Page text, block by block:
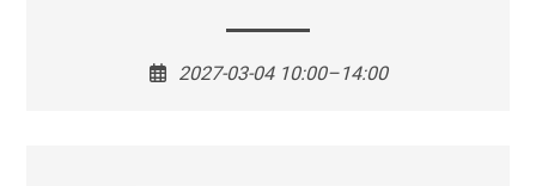
2027-03-04 10:00–14:00